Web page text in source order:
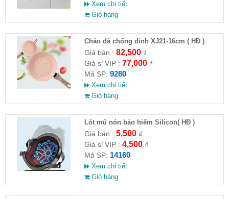
Xem chi tiết
Giỏ hàng
Chảo đá chống dính XJ21-16cm ( HĐ )
Giá bán : 82,500₫
Giá sỉ VIP : 77,000₫
Mã SP: 9280
Xem chi tiết
Giỏ hàng
Lót mũ nón bảo hiểm Silicon( HĐ )
Giá bán : 5,500₫
Giá sỉ VIP : 4,500₫
Mã SP: 14160
Xem chi tiết
Giỏ hàng